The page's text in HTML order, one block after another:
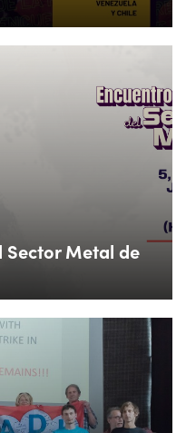
Sector Metal de